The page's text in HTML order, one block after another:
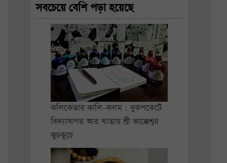
সবচেয়ে বেশি পড়া হয়েছে
কলিকেতার কালি-কলম : বুকপকেটে
বিদ্যাসাগর আর খাতায় শ্রী কাক্কেশ্বর
কুচকুচে